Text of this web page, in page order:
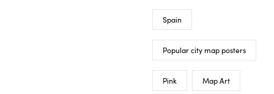
Spain
Popular city map posters
Pink Map Art